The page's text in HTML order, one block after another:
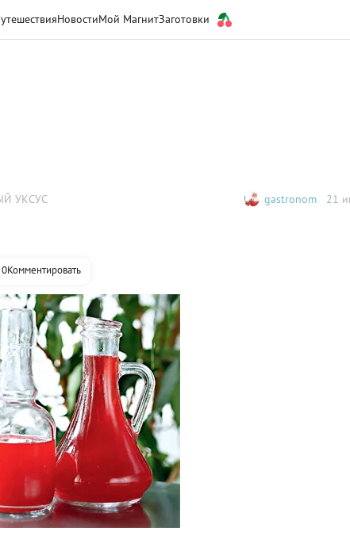
НовостиМой МагнитЗаготовки
УКСУС gastronom 21
0Комментировать